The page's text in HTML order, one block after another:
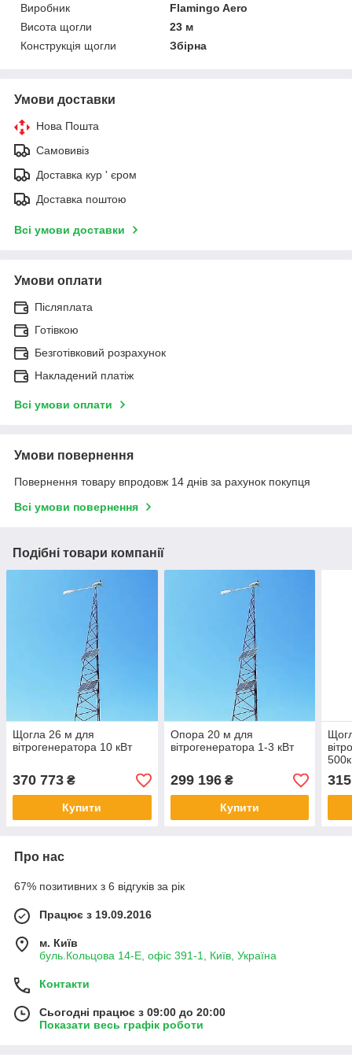
Виробник
Flamingo Aero
Висота щогли
23 м
Конструкція щогли
Збірна
Умови доставки
Нова Пошта
Самовивіз
Доставка кур ' єром
Доставка поштою
Всі умови доставки
Умови оплати
Післяплата
Готівкою
Безготівковий розрахунок
Накладений платіж
Всі умови оплати
Умови повернення
Повернення товару впродовж 14 днів за рахунок покупця
Всі умови повернення
Подібні товари компанії
Щогла 26 м для
вітрогенератора 10 кВт
370 773 ₴
Купити
Опора 20 м для
вітрогенератора 1-3 кВт
299 196₴
Купити
Про нас
67% позитивних з 6 відгуків за рік
Працює з 19.09.2016
м. Київ
буль.Кольцова 14-Е, офіс 391-1, Київ, Україна
Контакти
Сьогодні працює з 09:00 до 20:00
Показати весь графік роботи